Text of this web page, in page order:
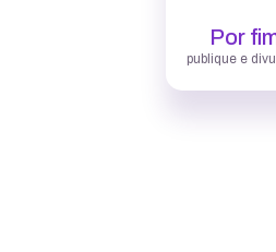
Por
publique e